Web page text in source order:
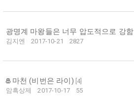
광명계 마왕들은 너무 압도적으로 강함
김지엔
2017-10-21 2827
마천 (비번은 라이) 4]
암흑상제
2017-10-17 55